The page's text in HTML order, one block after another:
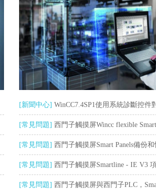
[新聞中心] WinCC7.4SP1使用系統診斷控件
1200/1500進行系統診斷
[常見問題] 西門子觸摸屏Wincc flexible
傳送到現場
[常見問題] 西門子觸摸屏Smart Panels備份
[常見問題] 西門子觸摸屏Smartline - IE V3
[常見問題] 西門子觸摸屏與西門子PLC，